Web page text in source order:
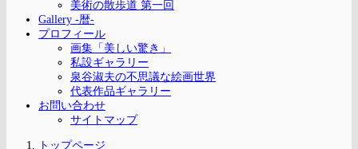
美術の散歩道 第一回
Gallery -暦-
プロフィール
画集「美しい驚き」
私設ギャラリー
泉谷淑夫の不思議な絵画世界
代表作品ギャラリー
お問い合わせ
サイトマップ
トップページ